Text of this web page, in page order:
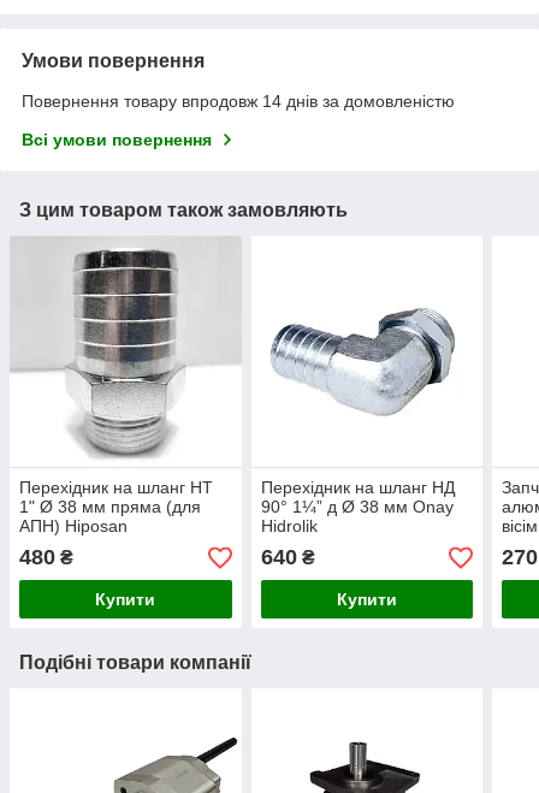
Умови повернення
Повернення товару впродовж 14 днів за домовленістю
Всі умови повернення
З цим товаром також замовляють
Перехідник на шланг НТ
1" Ø 38 мм пряма (для
АПН) Hiposan
480 ₴
Купити
Перехідник на шланг НД
90° 1¼” д Ø 38 мм Onay
Hidrolik
640₴
Купити
270
Подібні товари компанії